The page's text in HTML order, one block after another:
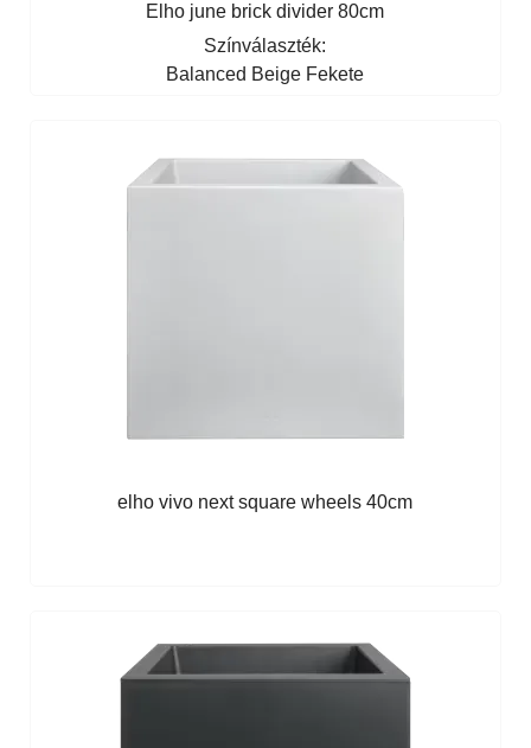
Elho june brick divider 80cm
Színválaszték:
Balanced Beige Fekete
elho vivo next square wheels 40cm